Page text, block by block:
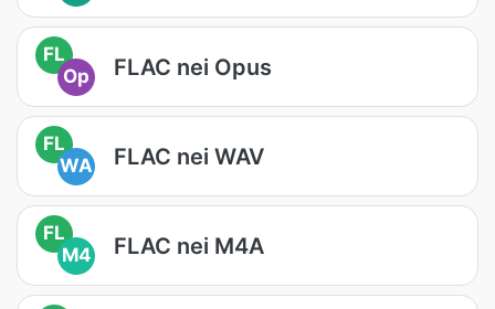
FL
Op
FLAC nei Opus
FL
WA
FLAC nei WAV
FL
M4
FLAC nei M4A